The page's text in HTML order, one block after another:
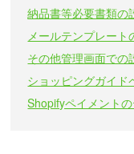
納品書等必要書類の
メールテンプレート
その他管理画面での
ショッピングガイド
Shopifyペイメント